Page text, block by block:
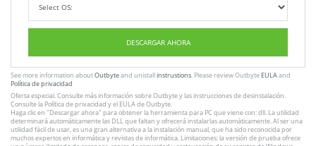
DESCARGAR AHORA
See more information aboutOutbyteand unistallinstrustions. Please review Outbyte EULAand
Política de privacidad
Oferta especial. Consulte más información sobreOutbytey las instruccionesde desinstalación.
Consultela Política de privacidad y el EULAde Outbyte.
Haga clic en "Descargar ahora" para obtener la herramienta para PC que viene con: dll. La utilidad
determinará automáticamente las DLL que faltan y ofrecerá instalarlas automáticamente. Al ser una
utilidad fácil de usar, es una gran alternativa a la instalación manual, que ha sido reconocida por
muchos expertos en informática y revistas de informática. Limitaciones: la versión de prueba ofrece